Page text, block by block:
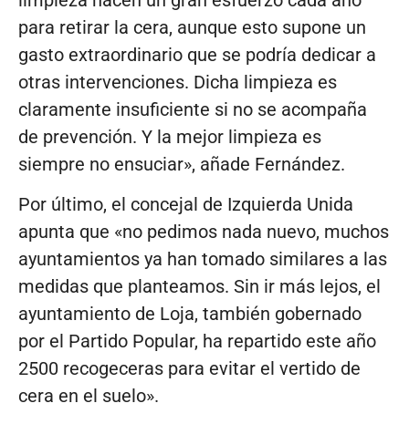
para retirar la cera, aunque esto supone un
gasto extraordinario que se podría dedicar a
otras intervenciones. Dicha limpieza es
claramente insuficiente si no se acompaña
de prevención. Y la mejor limpieza es
siempre no ensuciar», añade Fernández.
Por último, el concejal de Izquierda Unida
apunta que «no pedimos nada nuevo, muchos
ayuntamientos ya han tomado similares a las
medidas que planteamos. Sin ir más lejos, el
ayuntamiento de Loja, también gobernado
por el Partido Popular, ha repartido este año
2500 recogeceras para evitar el vertido de
cera en el suelo».